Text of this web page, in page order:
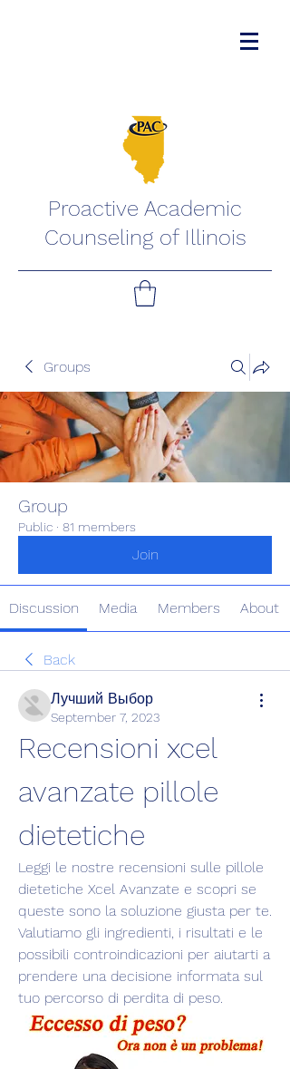
Proactive Academic
Counseling of Illinois
Groups
Group
Public · 81 members
Join
Discussion Media Members About
Back
Лучший Выбор
September 7, 2023
Recensioni xcel
avanzate pillole
dietetiche
Leggi le nostre recensioni sulle pillole
dietetiche Xcel Avanzate e scopri se
queste sono la soluzione giusta per te.
Valutiamo gli ingredienti, i risultati e le
possibili controindicazioni per aiutarti a
prendere una decisione informata sul
tuo percorso di perdita di peso.